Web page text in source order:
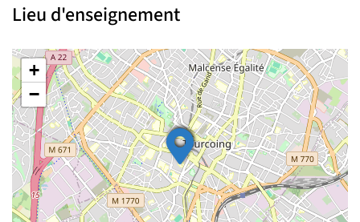
Lieu d'enseignement
+
−